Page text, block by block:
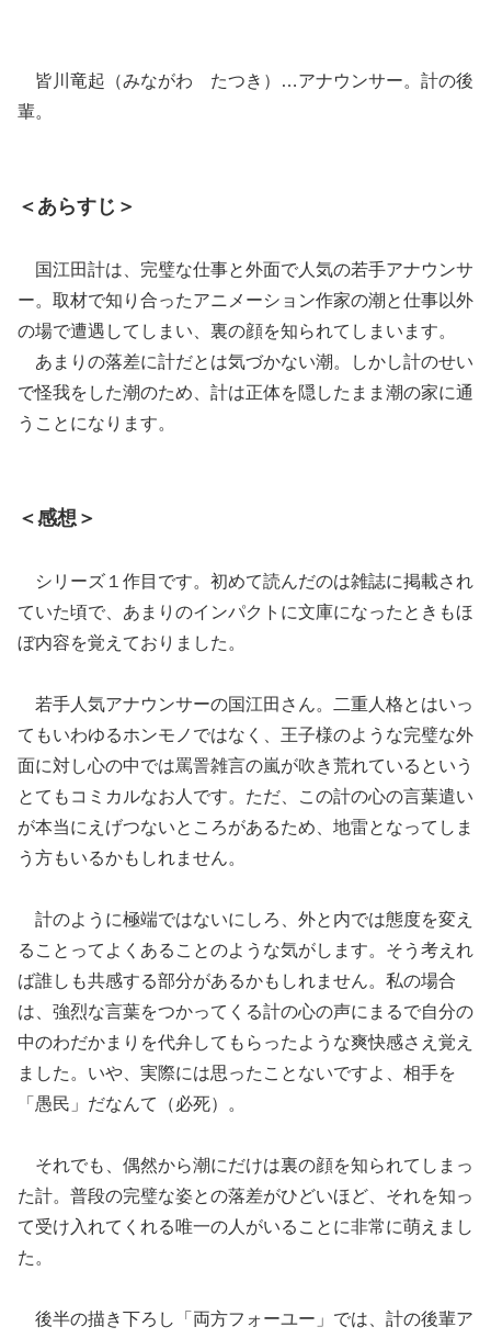
皆川竜起（みながわ たつき）…アナウンサー。計の後
輩。
＜あらすじ＞
国江田計は、完璧な仕事と外面で人気の若手アナウンサ
ー。取材で知り合ったアニメーション作家の潮と仕事以外
の場で遭遇してしまい、裏の顔を知られてしまいます。
あまりの落差に計だとは気づかない潮。しかし計のせい
で怪我をした潮のため、計は正体を隠したまま潮の家に通
うことになります。
＜感想＞
シリーズ１作目です。初めて読んだのは雑誌に掲載され
ていた頃で、あまりのインパクトに文庫になったときもほ
ぼ内容を覚えておりました。
若手人気アナウンサーの国江田さん。二重人格とはいっ
てもいわゆるホンモノではなく、王子様のような完璧な外
面に対し心の中では罵詈雑言の嵐が吹き荒れているという
とてもコミカルなお人です。ただ、この計の心の言葉遣い
が本当にえげつないところがあるため、地雷となってしま
う方もいるかもしれません。
計のように極端ではないにしろ、外と内では態度を変え
ることってよくあることのような気がします。そう考えれ
ば誰しも共感する部分があるかもしれません。私の場合
は、強烈な言葉をつかってくる計の心の声にまるで自分の
中のわだかまりを代弁してもらったような爽快感さえ覚え
ました。いや、実際には思ったことないですよ、相手を
「愚民」だなんて（必死）。
それでも、偶然から潮にだけは裏の顔を知られてしまっ
た計。普段の完璧な姿との落差がひどいほど、それを知っ
て受け入れてくれる唯一の人がいることに非常に萌えまし
た。
後半の描き下ろし「両方フォーユー」では、計の後輩ア